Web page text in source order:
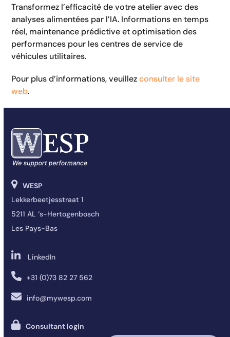
Transformez l’efficacité de votre atelier avec des
analyses alimentées par l’IA. Informations en temps
réel, maintenance prédictive et optimisation des
performances pour les centres de service de
véhicules utilitaires.
Pour plus d’informations, veuillezconsulter le site
web.
WESP
Lekkerbeetjesstraat 1
5211 AL ‘s-Hertogenbosch
Les Pays-Bas
LinkedIn
+31 (0)73 82 27 562
info@mywesp.com
Consultant login